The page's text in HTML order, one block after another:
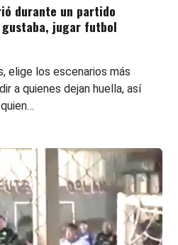
durante un partido
jugar futbol
elige los escenarios más
a quienes dejan huella, así